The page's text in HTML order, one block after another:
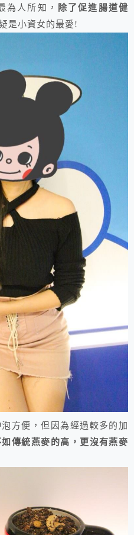
為人所知，
除了促進腸道健
是小資女的最愛!
方便，但因為經過較多的加
傳統燕麥的高，更沒有燕麥